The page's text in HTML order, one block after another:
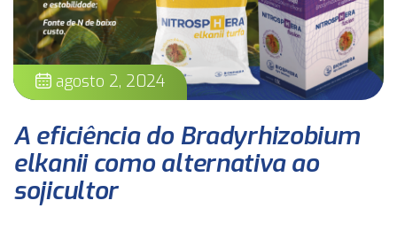
agosto 2, 2024
A eficiência do Bradyrhizobium
elkanii como alternativa ao
sojicultor